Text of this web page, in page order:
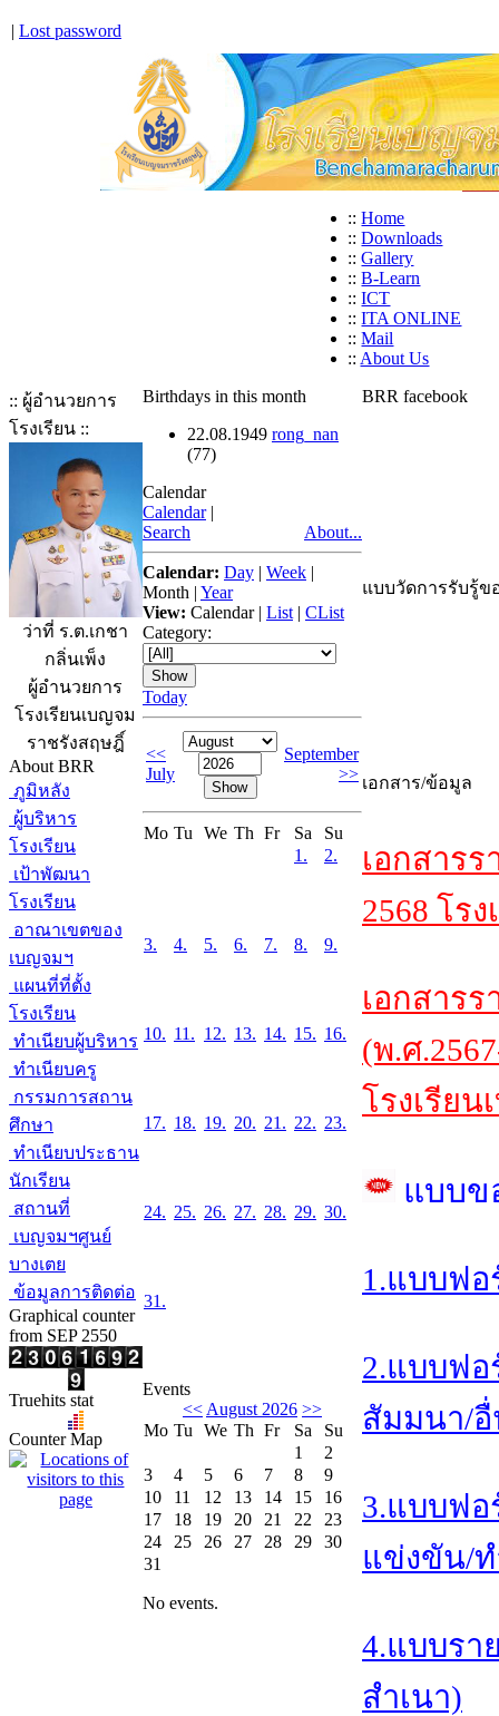
| Lost password
:: Home
:: Downloads
:: Gallery
:: B-Learn
:: ICT
:: ITA ONLINE
:: Mail
:: About Us
:: ผู้อำนวยการ
โรงเรียน ::
ว่าที่ ร.ต.เกชา
กลิ่นเพ็ง
ผู้อำนวยการ
โรงเรียนเบญจม
ราชรังสฤษฎิ์
About BRR
ภูมิหลัง
ผู้บริหาร
โรงเรียน
เป้าพัฒนา
โรงเรียน
อาณาเขตของ
เบญจมฯ
แผนที่ที่ตั้ง
โรงเรียน
ทำเนียบผู้บริหาร
ทำเนียบครู
กรรมการสถาน
ศึกษา
ทำเนียบประธาน
นักเรียน
สถานที่
เบญจมฯศูนย์
บางเตย
ข้อมูลการติดต่อ
Graphical counter
from SEP 2550
Truehits stat
Counter Map
Birthdays in this month
22.08.1949 rong_nan
(77)
Calendar
Calendar |
Search
About...
Calendar: Day | Week |
Month | Year
View: Calendar| List | CList
Category:
Today
<<
July
September
>>
Mo Tu We Th Fr Sa
Su
1.
2.
3. 4. 5. 6. 7. 8. 9.
10. 11. 12. 13. 14. 15. 16.
17. 18. 19. 20. 21. 22. 23.
24. 25. 26. 27. 28. 29. 30.
31.
Events
<< August 2026 >>
Mo Tu We Th Fr Sa
Su
1
2
3
4 5 6 7 8
9
10
11 12 13 14 15
16
17
18 19 20 21 22
23
24
25 26 27 28 29
30
31
No events.
BRR facebook
แบบวัดการรับรู้ข
เอกสาร/ข้อมูล
เอกสาร
2568 โร
เอกสาร
(พ.ศ
โรงเรีย
แบบข
1.แบบฟ
2.แบบฟ
สัมมนา/
3.แบบฟอ
แข่งขัน/
4.แบบรา
สำเนา)